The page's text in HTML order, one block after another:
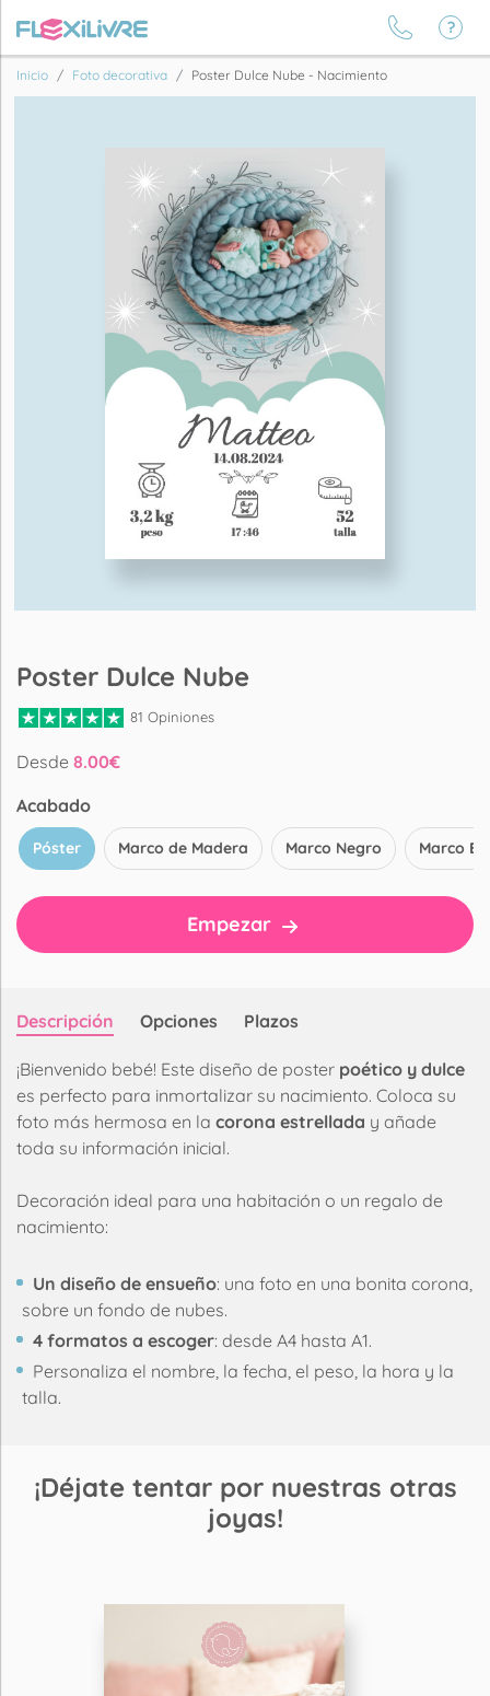
Inicio Foto decorativa Poster Dulce Nube - Nacimiento
Poster Dulce Nube
81 Opiniones
Desde 8.00€
Acabado
Póster Marco de Madera Marco Negro Marco
Empezar
Descripción Opciones Plazos
¡Bienvenido bebé! Este diseño de poster poético y dulce
es perfecto para inmortalizar su nacimiento. Coloca su
foto más hermosa en la corona estrellada y añade
toda su información inicial.
Decoración ideal para una habitación o un regalo de
nacimiento:
Un diseño de ensueño: una foto en una bonita corona,
sobre un fondo de nubes.
4 formatos a escoger: desde A4 hasta A1.
Personaliza el nombre, la fecha, el peso, la hora y la
talla.
¡Déjate tentar por nuestras otras
joyas!